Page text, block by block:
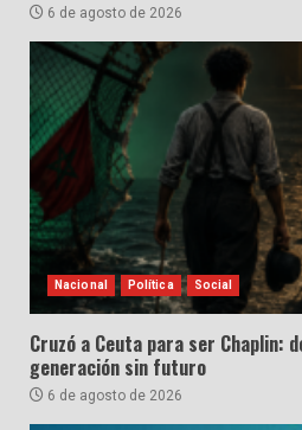
6 de agosto de 2026
Nacional Política Social
Cruzó a Ceuta para ser Chaplin:
generación sin futuro
6 de agosto de 2026